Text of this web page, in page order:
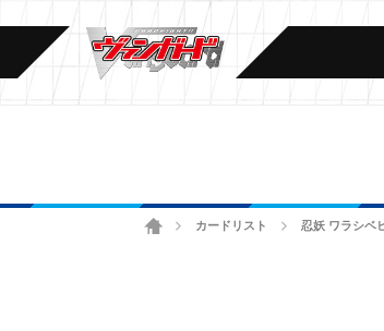
ホームカードリスト 忍妖 ワラシベ